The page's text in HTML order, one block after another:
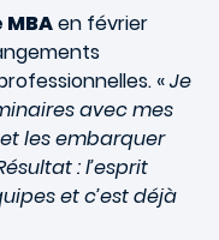
en février
«Je
avec mes
les embarquer
: l’esprit
et c’est déjà